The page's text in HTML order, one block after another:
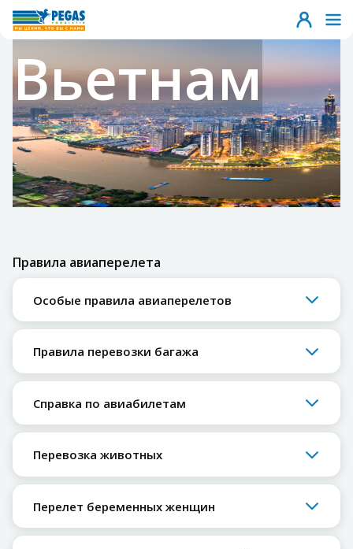
Вьетнам
Правила авиаперелета
Особые правила авиаперелетов
Правила перевозки багажа
Справка по авиабилетам
Перевозка животных
Перелет беременных женщин